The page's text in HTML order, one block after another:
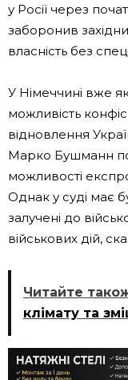
у Росії через
заборонив
власність без
У Німеччині вже
можливість
відновлення
Марко Бушманн
можливості
Однак у суді має
залучені до
військових дій,
Читайте
клімату та